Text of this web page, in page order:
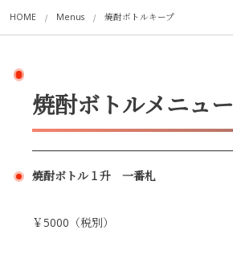
HOME Menus 焼酎ボトルキープ
焼酎ボトルメニュー
焼酎ボトル１升 一番札
￥5000（税別）